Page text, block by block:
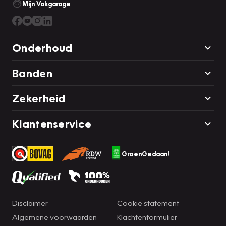
Mijn Vakgarage
Onderhoud
Banden
Zekerheid
Klantenservice
GroenGedaan!
Disclaimer
Algemene voorwaarden
Cookie statement
Klachtenformulier